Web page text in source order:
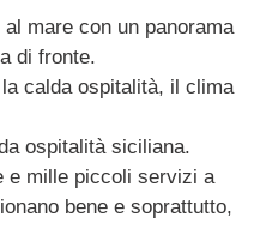
mare con un panorama
di fronte.
calda ospitalità, il clima
ospitalità siciliana.
e mille piccoli servizi a
bene e soprattutto,